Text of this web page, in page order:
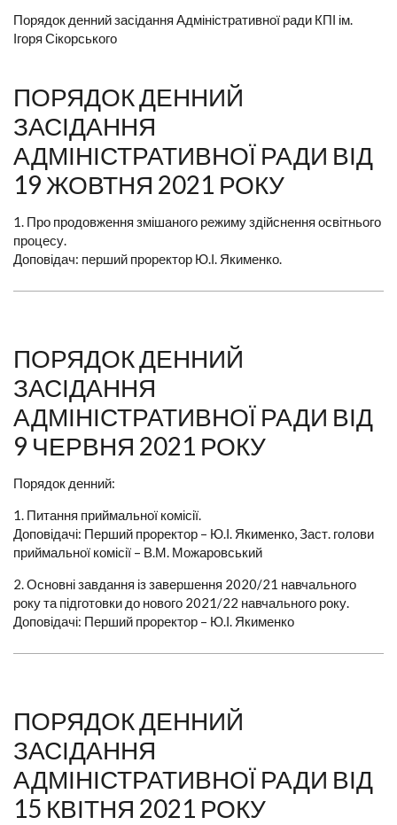
Порядок денний засідання Адміністративної ради КПІ ім.
Ігоря Сікорського
ПОРЯДОК ДЕННИЙ
ЗАСІДАННЯ
АДМІНІСТРАТИВНОЇ РАДИ ВІД
19 ЖОВТНЯ 2021 РОКУ
1. Про продовження змішаного режиму здійснення освітнього
процесу.
Доповідач: перший проректор Ю.І. Якименко.
ПОРЯДОК ДЕННИЙ
ЗАСІДАННЯ
АДМІНІСТРАТИВНОЇ РАДИ ВІД
9 ЧЕРВНЯ 2021 РОКУ
Порядок денний:
1. Питання приймальної комісії.
Доповідачі: Перший проректор – Ю.І. Якименко, Заст. голови
приймальної комісії – В.М. Можаровський
2. Основні завдання із завершення 2020/21 навчального
року та підготовки до нового 2021/22 навчального року.
Доповідачі: Перший проректор – Ю.І. Якименко
ПОРЯДОК ДЕННИЙ
ЗАСІДАННЯ
АДМІНІСТРАТИВНОЇ РАДИ ВІД
15 КВІТНЯ 2021 РОКУ